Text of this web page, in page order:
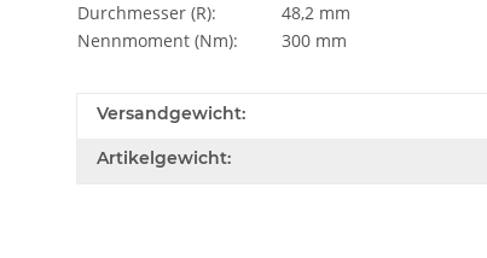
Durchmesser (R):
48,2 mm
Nennmoment (Nm):
300 mm
Versandgewicht:
Artikelgewicht: